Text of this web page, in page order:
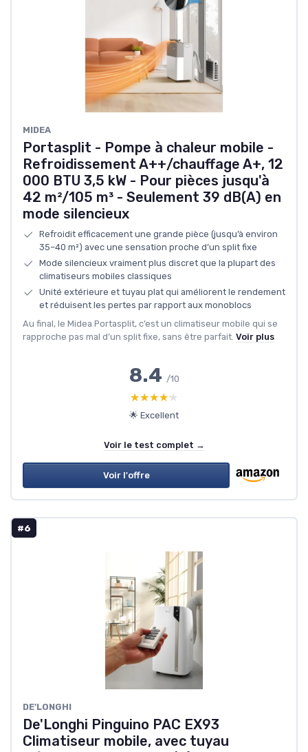
MIDEA
Portasplit - Pompe à chaleur mobile -
Refroidissement A++/chauffage A+, 12
000 BTU 3,5 kW - Pour pièces jusqu'à
42 m²/105 m³ - Seulement 39 dB(A) en
mode silencieux
Refroidit efficacement une grande pièce (jusqu’à environ
35–40 m²) avec une sensation proche d’un split fixe
Mode silencieux vraiment plus discret que la plupart des
climatiseurs mobiles classiques
Unité extérieure et tuyau plat qui améliorent le rendement
et réduisent les pertes par rapport aux monoblocs
Au final, le Midea Portasplit, c’est un climatiseur mobile qui se
rapproche pas mal d’un split fixe, sans être parfait. Voir plus
8.4 /10
★★★★★
★★★★★
🌟 Excellent
Voir le test complet →
Voir l'offre
#6
DE'LONGHI
De'Longhi Pinguino PAC EX93
Climatiseur mobile, avec tuyau